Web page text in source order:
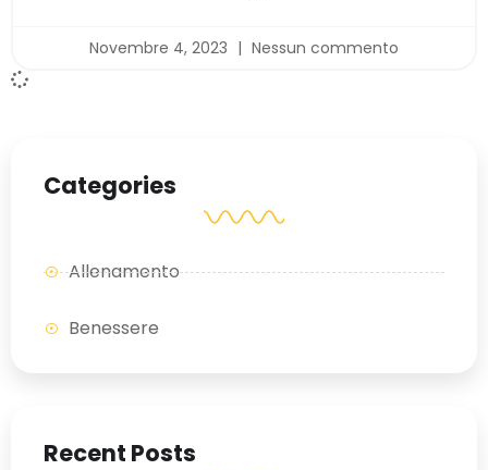
Novembre 4, 2023 Nessun commento
Categories
Allenamento
Benessere
Recent Posts